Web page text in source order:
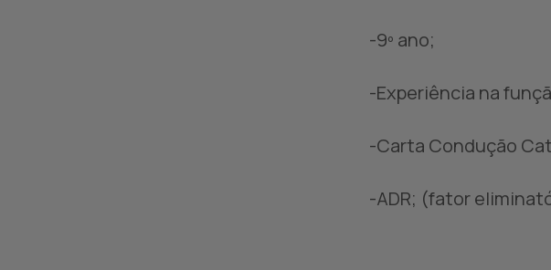
-9º ano;
-Experiência na
-Carta Condução
-ADR; (fator